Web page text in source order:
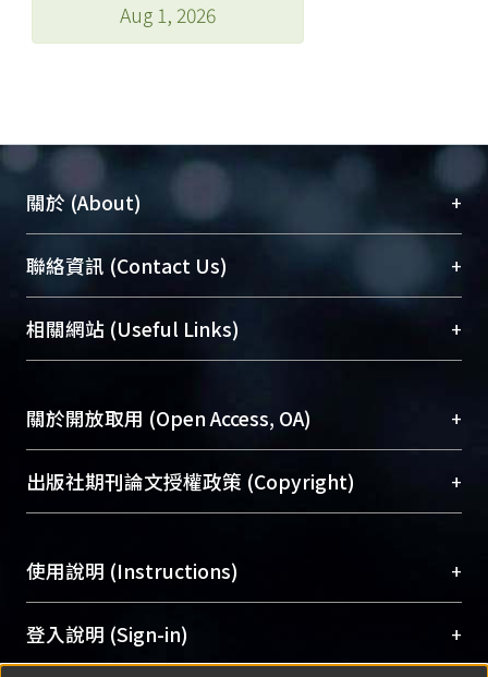
Aug 1, 2026
關於 (About) +
臺大位居世界頂尖大學之列，為永久珍藏及向國際
展現本校豐碩的研究成果及學術能量，圖書館整合
機構典藏（NTUR）與學術庫（AH）不同功能平
台，成為臺大學術典藏NTU scholars。期能整合研
成果。
To permanently archive and promote researcher
profiles and scholarly works, Library integrates the
services of “NTU Repository” with “Academic
聯絡資訊 (Contact Us) +
總館學科館員(Main Library)
醫學圖書館學科館員(Medical Library)
Sciences Library)
相關網站 (Useful Links) +
關於開放取用 (Open Access, OA) +
開放取用是從使用者角度提升資訊取用性的社會運
動，應用在學術研究上是透過將研究著作公開供使
用逐年攀升。同時可加速研究發展、提升研究影響
Archive）平台。 （點選深入了解OA）
出版社期刊論文授權政策 (Copyright) +
含部分內容的版權非匯入者所有，或由第三方贊
助與合作完成，請確認該版權所有者及第三方同
意提供此授權。
Please represent that the submission is your
使用說明 (Instructions) +
網站簡介(Quickstart Guide)
使用手冊(Instruction Manual)
登入說明 (Sign-in) +